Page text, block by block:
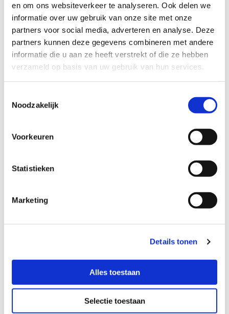
en om ons websiteverkeer te analyseren. Ook delen we
informatie over uw gebruik van onze site met onze
partners voor social media, adverteren en analyse. Deze
partners kunnen deze gegevens combineren met andere
informatie die u aan ze heeft verstrekt of die ze hebben
verzameld op basis van uw gebruik van hun services.
Noodzakelijk
Voorkeuren
Statistieken
Marketing
Details tonen
Alles toestaan
Selectie toestaan
Firma Netterden Zand en Grind B.V. produceert bouwgrondstoffen